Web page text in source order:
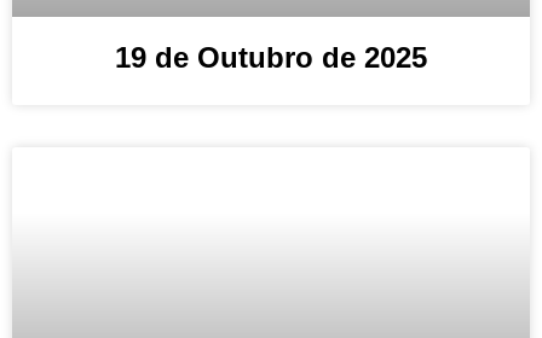
19 de Outubro de 2025